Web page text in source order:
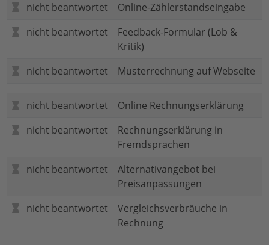
nicht beantwortet
Online-Zählerstandseingabe
nicht beantwortet
Feedback-Formular (Lob &
Kritik)
nicht beantwortet
Musterrechnung auf Webseite
nicht beantwortet
Online Rechnungserklärung
nicht beantwortet
Rechnungserklärung in
Fremdsprachen
nicht beantwortet
Alternativangebot bei
Preisanpassungen
nicht beantwortet
Vergleichsverbräuche in
Rechnung